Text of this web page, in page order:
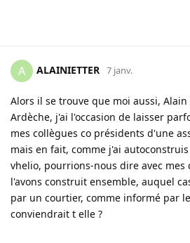
A ALAINIETTER 7 janv.
Alors il se trouve que moi aussi, Alain
Ardèche, j'ai l'occasion de laisser
mes collègues co présidents d'une
mais en fait, comme j'ai
vhelio, pourrions-nous dire avec mes
l'avons construit ensemble, auquel
par un courtier, comme informé par
conviendrait t elle ?